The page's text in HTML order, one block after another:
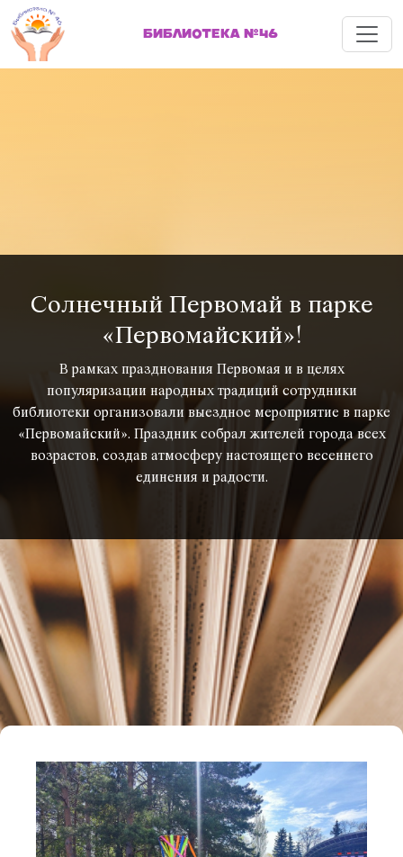
БИБЛИОТЕКА №46 Меню
Солнечный Первомай в парке
«Первомайский»!
В рамках празднования Первомая и в целях
популяризации народных традиций сотрудники
библиотеки организовали выездное мероприятие в парке
«Первомайский». Праздник собрал жителей города всех
возрастов, создав атмосферу настоящего весеннего
единения и радости.